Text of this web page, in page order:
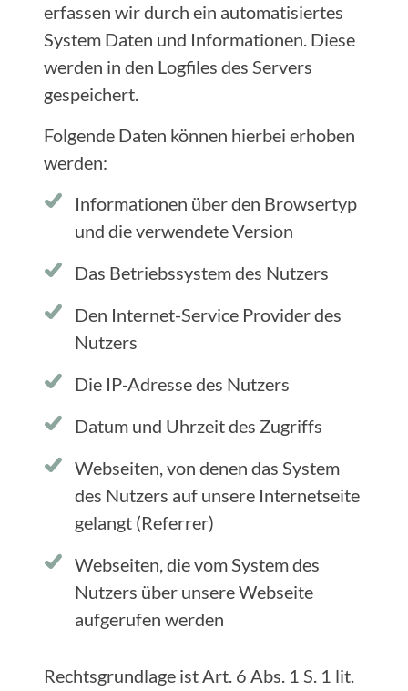
erfassen wir durch ein automatisiertes
System Daten und Informationen. Diese
werden in den Logfiles des Servers
gespeichert.
Folgende Daten können hierbei erhoben
werden:
Informationen über den Browsertyp
und die verwendete Version
Das Betriebssystem des Nutzers
Den Internet-Service Provider des
Nutzers
Die IP-Adresse des Nutzers
Datum und Uhrzeit des Zugriffs
Webseiten, von denen das System
des Nutzers auf unsere Internetseite
gelangt (Referrer)
Webseiten, die vom System des
Nutzers über unsere Webseite
aufgerufen werden
Rechtsgrundlage ist Art. 6 Abs. 1 S. 1 lit.